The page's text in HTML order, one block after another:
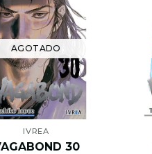
AGOTADO
IVREA
30